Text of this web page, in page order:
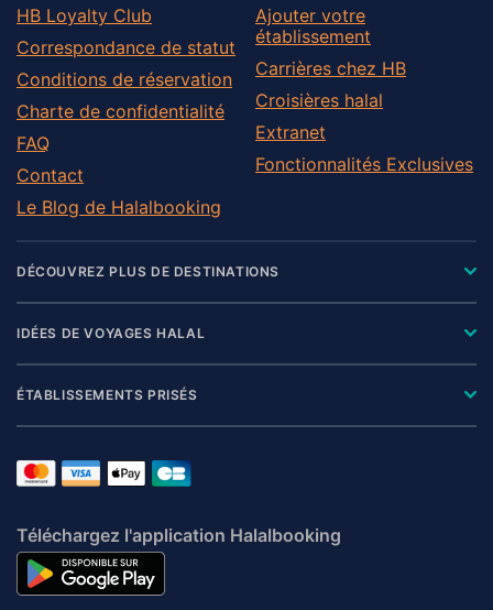
HB Loyalty Club
Correspondance de statut
Conditions de réservation
Charte de confidentialité
FAQ
Contact
Le Blog de Halalbooking
Ajouter votre
établissement
Carrières chez HB
Croisières halal
Extranet
Fonctionnalités Exclusives
DÉCOUVREZ PLUS DE DESTINATIONS
IDÉES DE VOYAGES HALAL
ÉTABLISSEMENTS PRISÉS
Téléchargez l'application Halalbooking